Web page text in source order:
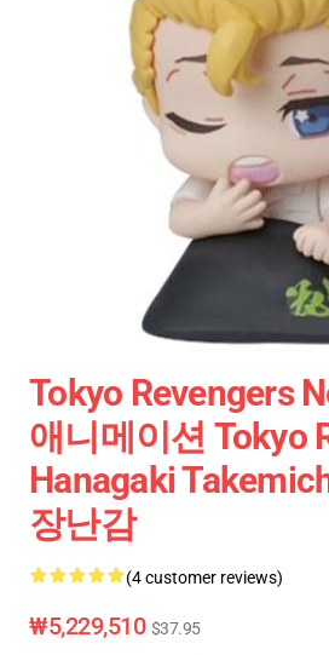
Tokyo Revengers
애니메이션 Tokyo
Hanagaki
장난감
(4 customer reviews)
₩5,229,510 $37.95